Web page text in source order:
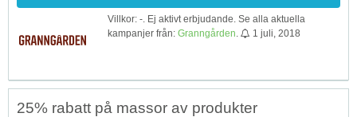
Villkor: -. Ej aktivt erbjudande. Se alla aktuella
kampanjer från: Granngården 1 juli, 2018
25% rabatt på massor av produkter